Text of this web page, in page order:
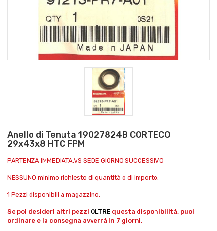
Anello di Tenuta 19027824B CORTECO
29x43x8 HTC FPM
PARTENZA IMMEDIATA.VS SEDE GIORNO SUCCESSIVO
NESSUNO minimo richiesto di quantità o di importo.
1 Pezzi disponibili a magazzino.
Se poi desideri altri pezzi OLTRE questa disponibilità, puoi
ordinare e la consegna avverrà in 7 giorni.